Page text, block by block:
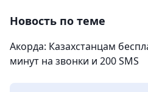
Новость по теме
Акорда: Казахстанцам
минут на звонки и 200 SMS